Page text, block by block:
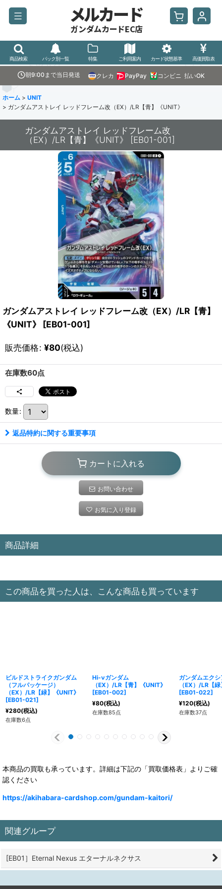
メルカード
ガンダムカードEC店
商品検索 パック別一覧 特集 ご利用案内 カード状態基準 高価買取表
朝9:00まで当日発送 クレカ PayPay コンビニ 払いOK
ホーム > UNIT
> ガンダムアストレイ レッドフレーム改（EX）/LR【青】《UNIT》
ガンダムアストレイ レッドフレーム改
（EX）/LR【青】《UNIT》
[EB01-001]
ガンダムアストレイ レッドフレーム改（EX）/LR【青】
《UNIT》
[EB01-001]
販売価格: ¥80(税込)
在庫数60点
数量:
返品特約に関する重要事項
カートに入れる
お問い合わせ
お気に入り登録
商品詳細
この商品を買った人は、こんな商品も買っています
ビルドストライクガンダム
（フルパッケージ）
（EX）/LR【緑】《UNIT》
[EB01-021]
¥280(税込)
在庫数6点
Hi-νガンダム
（EX）/LR【青】《UNIT》
[EB01-002]
¥80(税込)
在庫数85点
ガンダムエクシ
（EX）/LR【
[EB01-022]
¥120(税込)
在庫数37点
本商品の買取も承っています。詳細は下記の「買取価格表」よりご確
認ください
https://akihabara-cardshop.com/gundam-kaitori/
関連グループ
[EB01］Eternal Nexus エターナルネクサス